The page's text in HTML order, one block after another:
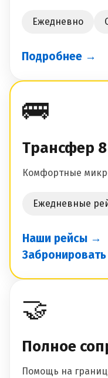
Ежедневно
Подробнее →
🚌
Трансфер
Комфортные
Ежедневные
Наши рейсы →
🤝
Полное
Помощь на